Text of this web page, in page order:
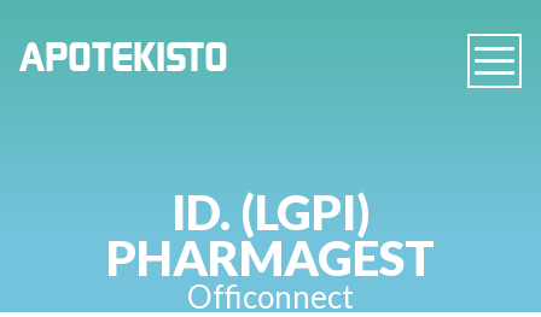
APOTEKISTO
ID. (LGPI)
PHARMAGEST
Officonnect